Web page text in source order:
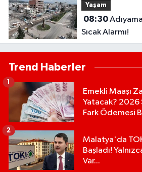
Yaşam
08:30Adıyaman'da Kavurucu
Sıcak Alarmı!
Trend Haberler
Emekli Maaşı
Yatacak? 2026
Fark Ödemesi
1
Malatya'da
Başladı!
Var...
2